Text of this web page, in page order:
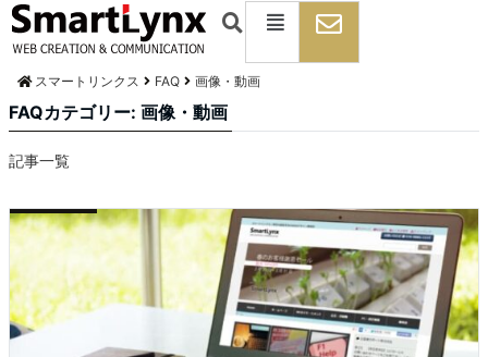
スマートリンクス FAQ 画像・動画
FAQカテゴリー: 画像・動画
記事一覧